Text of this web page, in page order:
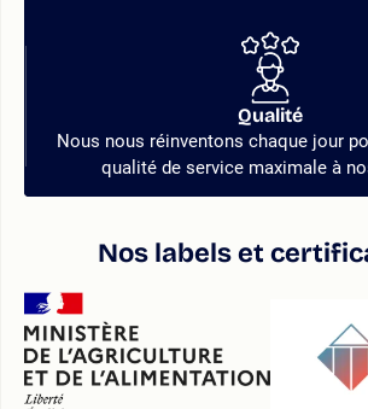
Qualité
Nous nous réinventons chaque jour
qualité de service maximale à
Nos labels et